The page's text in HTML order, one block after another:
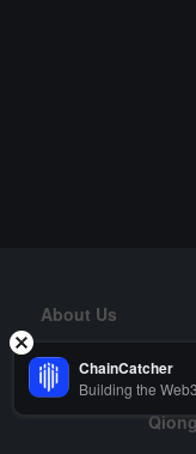
About Us
Risk Warning
ChainCatcher
Building the